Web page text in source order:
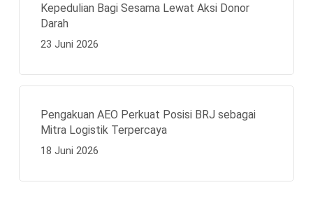
Kepedulian Bagi Sesama Lewat Aksi Donor
Darah
23 Juni 2026
Pengakuan AEO Perkuat Posisi BRJ sebagai
Mitra Logistik Terpercaya
18 Juni 2026